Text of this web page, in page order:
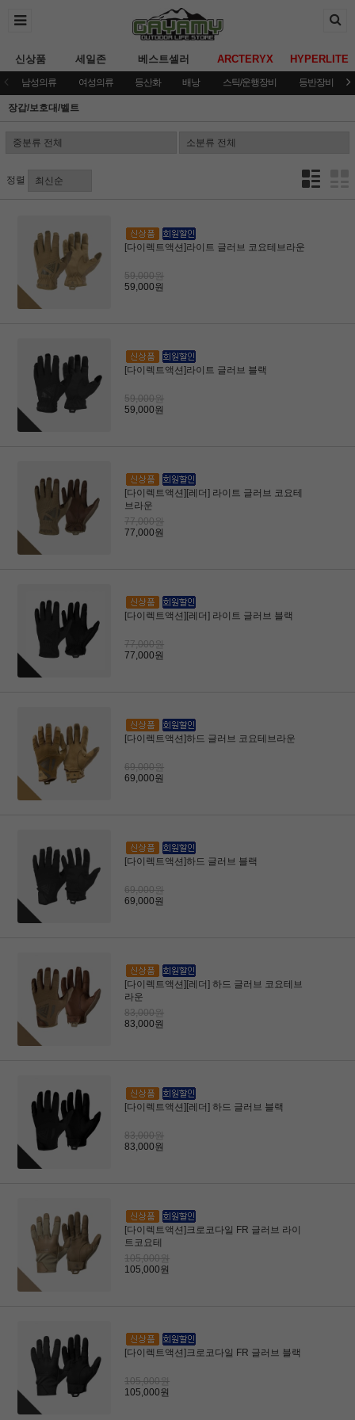
신상품 세일존 베스트셀러 ARCTERYX HYPERLITE
남성의류 여성의류 등산화 배낭 스틱/운행장비 등반장비
장갑/보호대/벨트
정렬
[다이렉트액션]라이트 글러브 코요테브라운
59,000원
59,000원
[다이렉트액션]라이트 글러브 블랙
59,000원
59,000원
[다이렉트액션][레더] 라이트 글러브 코요테
브라운
77,000원
77,000원
[다이렉트액션][레더] 라이트 글러브 블랙
77,000원
77,000원
[다이렉트액션]하드 글러브 코요테브라운
69,000원
69,000원
[다이렉트액션]하드 글러브 블랙
69,000원
69,000원
[다이렉트액션][레더] 하드 글러브 코요테브
라운
83,000원
83,000원
[다이렉트액션][레더] 하드 글러브 블랙
83,000원
83,000원
[다이렉트액션]크로코다일 FR 글러브 라이
트코요테
105,000원
105,000원
[다이렉트액션]크로코다일 FR 글러브 블랙
105,000원
105,000원